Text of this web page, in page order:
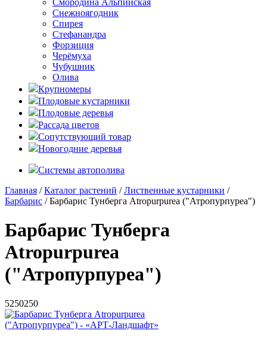
Смородина Альпийская
Снежноягодник
Спирея
Стефанандра
Форзиция
Черёмуха
Чубушник
Олива
Крупномеры
Плодовые кустарники
Плодовые деревья
Рассада цветов
Сопутствующий товар
Новогодние деревья
Системы автополива
Главная /Каталог растений /Лиственные кустарники /
Барбарис / Барбарис Тунберга Atropurpurea ("Атропурпуреа")
Барбарис Тунберга
Atropurpurea
("Атропурпуреа")
5250250